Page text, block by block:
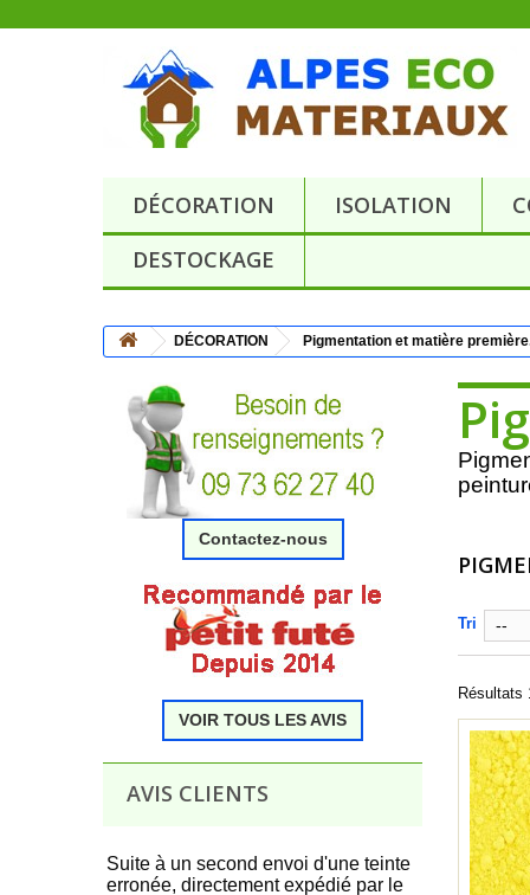
DÉCORATION ISOLATION
DESTOCKAGE
DÉCORATION Pigmentation et matière
Contactez-nous
VOIR TOUS LES AVIS
AVIS CLIENTS
Suite à un second envoi d'une teinte
erronée, directement expédié par le
Tous c'est
commande
Tri --
Résultats